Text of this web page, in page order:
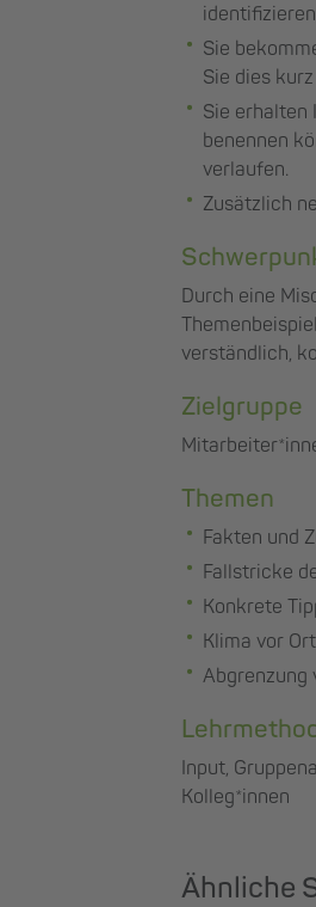
Sie
Sie dies
Sie erhalten
benennen
verlaufen.
Zusätzlich
Durch eine
verständlich,
Zielgruppe
Themen
Fakten und
Fallstricke
Konkrete
Klima vor
Input,
Kolleg*innen
Ähnliche